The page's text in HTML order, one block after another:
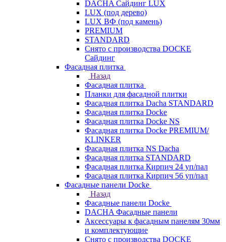
DACHA Сайдинг LUX
LUX (под дерево)
LUX ВФ (под камень)
PREMIUM
STANDARD
Снято с производства DOCKE
Сайдинг
Фасадная плитка
Назад
Фасадная плитка
Планки для фасадной плитки
Фасадная плитка Dacha STANDARD
Фасадная плитка Docke
Фасадная плитка Docke NS
Фасадная плитка Docke PREMIUM/
KLINKER
Фасадная плитка NS Dacha
Фасадная плитка STANDARD
Фасадная плитка Кирпич 24 уп/пал
Фасадная плитка Кирпич 56 уп/пал
Фасадные панели Docke
Назад
Фасадные панели Docke
DACHA Фасадные панели
Аксессуары к фасадным панелям 30мм
и комплектующие
Снято с производства DOCKE